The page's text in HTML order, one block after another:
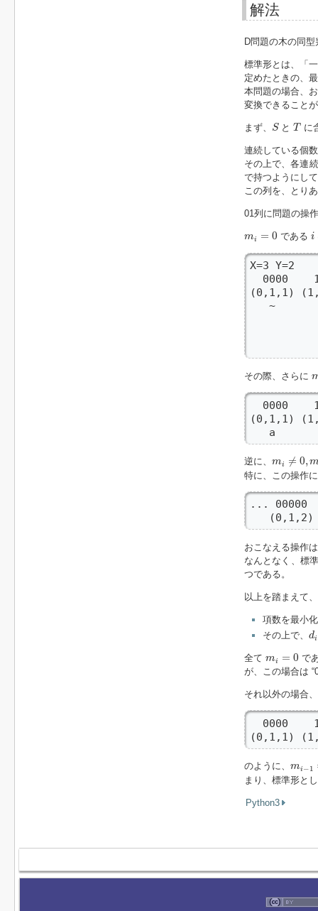
解法
D問題の木の同
標準形とは、「
定めたときの、
本問題の場合、
変換できること
まず、 S
Sと T
Tに
連続している個
その上で、各連
で持つようにし
この列を、とり
01列に問題の操
mi = 0 である i
X=3 Y=2
0000
(0,1,1)
~
その際、さらに
0000
(0,1,1)
a
逆に、 mi ≠ 0,
0, m
特に、この操作
...
(0,1,2)
おこなえる操作
なんとなく、標
つである。
以上を踏まえて
項数を最小
その上で、 di
di
全て mi = 0 で
が、この場合は
それ以外の場合
0000
(0,1,1)
のように、 mi−1
まり、標準形と
Python3